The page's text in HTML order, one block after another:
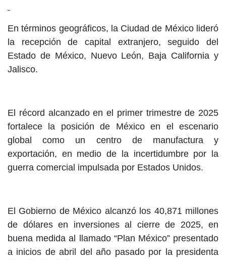
En términos geográficos, la Ciudad de México lideró
la recepción de capital extranjero, seguido del
Estado de México, Nuevo León, Baja California y
Jalisco.
El récord alcanzado en el primer trimestre de 2025
fortalece la posición de México en el escenario
global como un centro de manufactura y
exportación, en medio de la incertidumbre por la
guerra comercial impulsada por Estados Unidos.
El Gobierno de México alcanzó los 40,871 millones
de dólares en inversiones al cierre de 2025, en
buena medida al llamado “Plan México” presentado
a inicios de abril del año pasado por la presidenta